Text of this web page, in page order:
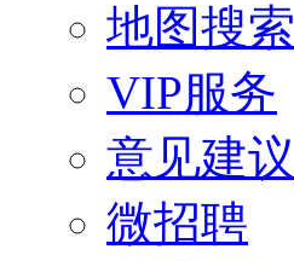
地图搜索
VIP服务
意见建议
微招聘